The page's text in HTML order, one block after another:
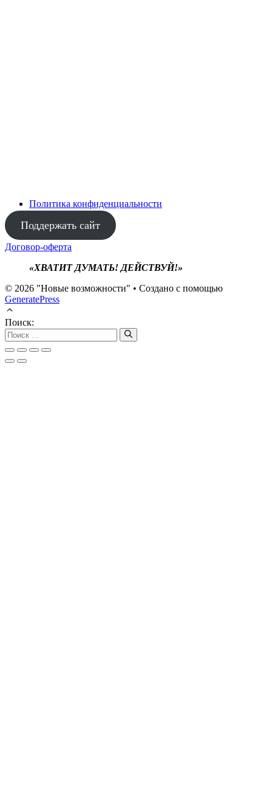
Политика конфиденциальности
Поддержать сайт
Договор-оферта
«ХВАТИТ ДУМАТЬ! ДЕЙСТВУЙ!»
© 2026 "Новые возможности" • Создано с помощью
GeneratePress
Поиск: